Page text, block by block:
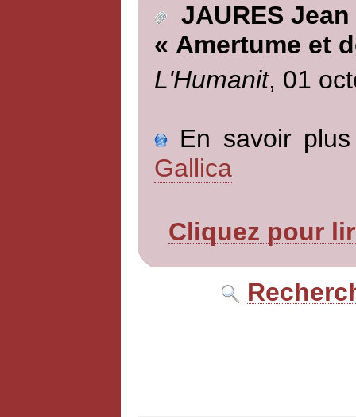
JAURES Jean
« Amertume et
L'Humanit, 01
En savoir
Gallica
Cliquez pour